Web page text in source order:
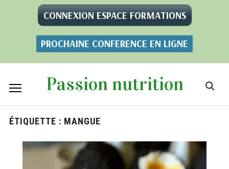
CONNEXION ESPACE FORMATIONS
PROCHAINE CONFERENCE EN LIGNE
Passion nutrition
ÉTIQUETTE : MANGUE